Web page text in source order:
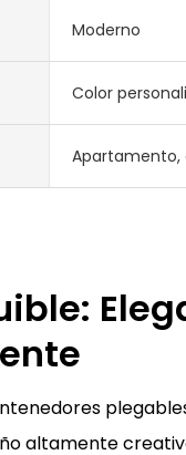
Moderno
Color
Apartamento,
altamente